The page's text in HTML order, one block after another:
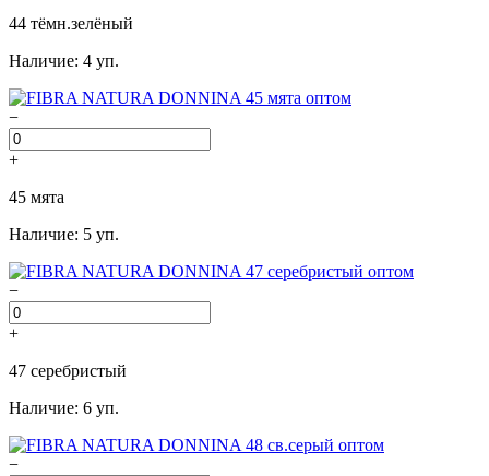
44 тёмн.зелёный
Наличие: 4 уп.
−
+
45 мята
Наличие: 5 уп.
−
+
47 серебристый
Наличие: 6 уп.
−